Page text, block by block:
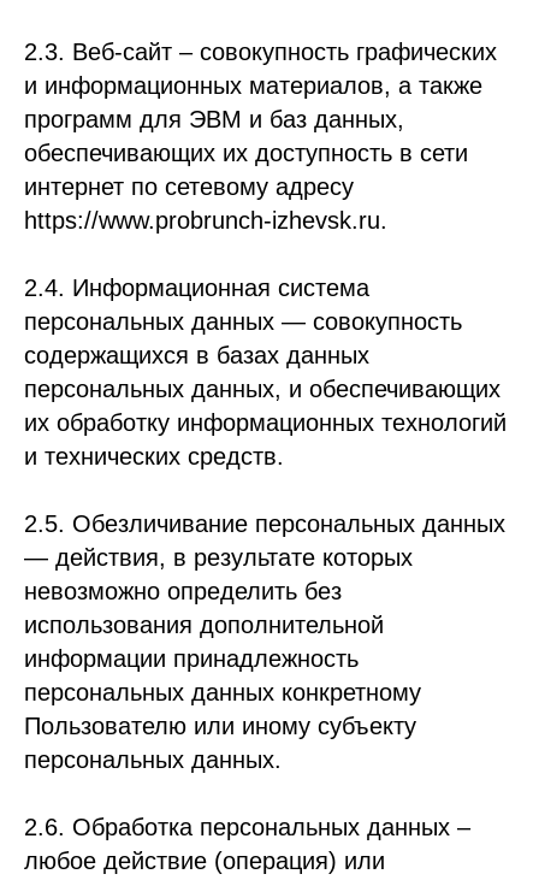
2.3. Веб-сайт – совокупность графических
и информационных материалов, а также
программ для ЭВМ и баз данных,
обеспечивающих их доступность в сети
интернет по сетевому адресу
https://www.probrunch-izhevsk.ru.
2.4. Информационная система
персональных данных — совокупность
содержащихся в базах данных
персональных данных, и обеспечивающих
их обработку информационных технологий
и технических средств.
2.5. Обезличивание персональных данных
— действия, в результате которых
невозможно определить без
использования дополнительной
информации принадлежность
персональных данных конкретному
Пользователю или иному субъекту
персональных данных.
2.6. Обработка персональных данных –
любое действие (операция) или